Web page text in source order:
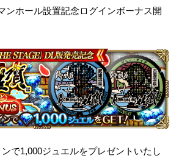
ンホール設置記念ログインボーナス開
で1,000ジュエルをプレゼントいたし